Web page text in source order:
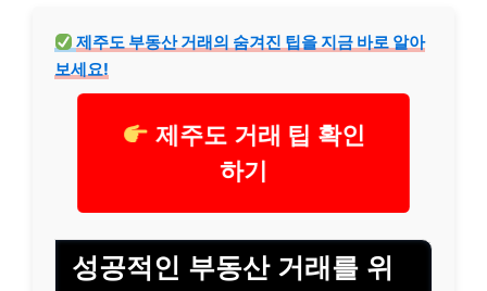
제주도 부동산 거래의 숨겨진 팁을 지금 바로 알아
보세요!
제주도 거래 팁 확인
하기
성공적인 부동산 거래를 위